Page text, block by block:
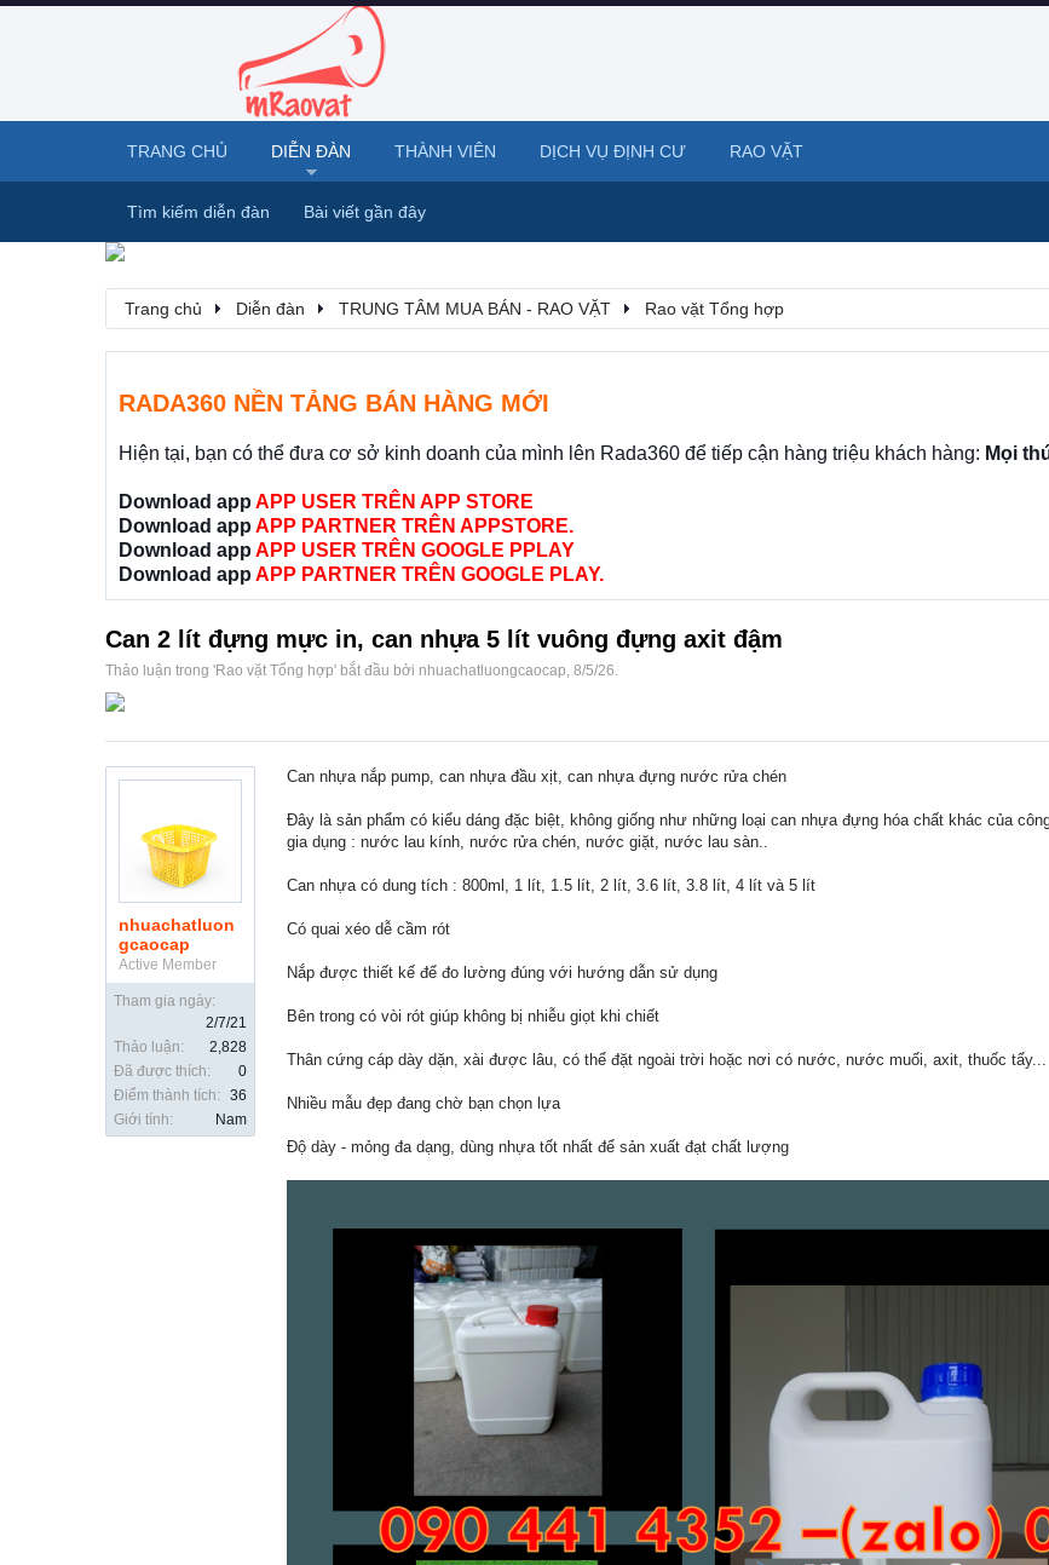
Trang chủ Diễn đàn TRUNG TÂM MUA BÁN - RAO VẶT Rao vặt Tổng hợp
RADA360 NỀN TẢNG BÁN HÀNG MỚI
Hiện tại, bạn có thể đưa cơ sở kinh doanh của mình lên Rada360 để tiếp cận hàng triệu khách hàng: Mọi
Download app APP USER TRÊN APP STORE
Download app APP PARTNER TRÊN APPSTORE.
Download app APP USER TRÊN GOOGLE PPLAY
Download app APP PARTNER TRÊN GOOGLE PLAY.
Can 2 lít đựng mực in, can nhựa 5 lít vuông đựng axit đậm
Thảo luận trong 'Rao vặt Tổng hợp' bắt đầu bởi nhuachatluongcaocap, 8/5/26.
nhuachatluon
gcaocap
Active Member
Tham gia ngày:
2/7/21
Thảo luận:
2,828
Đã được thích:
0
Điểm thành tích:
36
Giới tính:
Nam
Can nhựa nắp pump, can nhựa đầu xịt, can nhựa đựng nước rửa chén
Đây là sản phẩm có kiểu dáng đặc biệt, không giống như những loại can nhựa đựng hóa chất khác của
gia dụng : nước lau kính, nước rửa chén, nước giặt, nước lau sàn..
Can nhựa có dung tích : 800ml, 1 lít, 1.5 lít, 2 lít, 3.6 lít, 3.8 lít, 4 lít và 5 lít
Có quai xéo dễ cầm rót
Nắp được thiết kế để đo lường đúng với hướng dẫn sử dụng
Bên trong có vòi rót giúp không bị nhiễu giọt khi chiết
Thân cứng cáp dày dặn, xài được lâu, có thể đặt ngoài trời hoặc nơi có nước, nước muối, axit, thuốc tẩy...
Nhiều mẫu đẹp đang chờ bạn chọn lựa
Độ dày - mỏng đa dạng, dùng nhựa tốt nhất để sản xuất đạt chất lượng
TRANG CHỦ DIỄN ĐÀN
Tìm kiếm diễn đàn Bài viết gần đây
THÀNH VIÊN DỊCH VỤ ĐỊNH CƯ RAO VẶT